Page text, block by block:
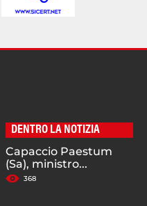
DENTRO LA NOTIZIA
Capaccio Paestum
(Sa), ministro...
368